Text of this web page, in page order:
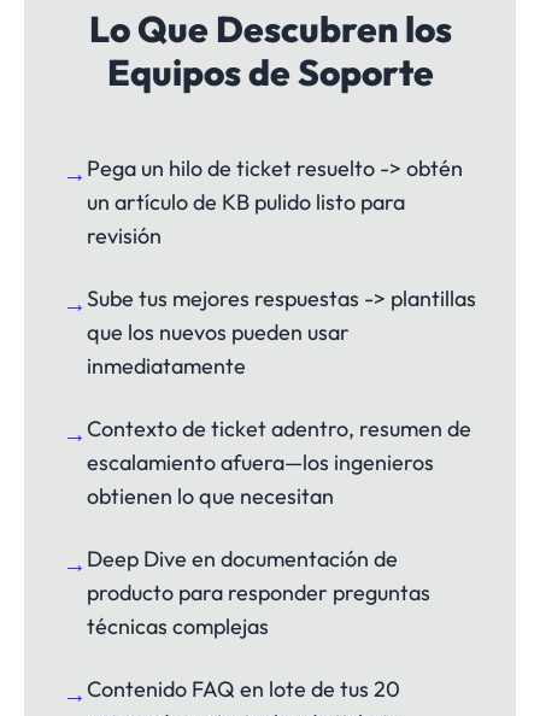
Lo Que Descubren los
Equipos de Soporte
→ Pega un hilo de ticket resuelto -> obtén
un artículo de KB pulido listo para
revisión
→Sube tus mejores respuestas -> plantillas
que los nuevos pueden usar
inmediatamente
→Contexto de ticket adentro, resumen de
escalamiento afuera—los ingenieros
obtienen lo que necesitan
→ Deep Dive en documentación de
producto para responder preguntas
técnicas complejas
→Contenido FAQ en lote de tus 20